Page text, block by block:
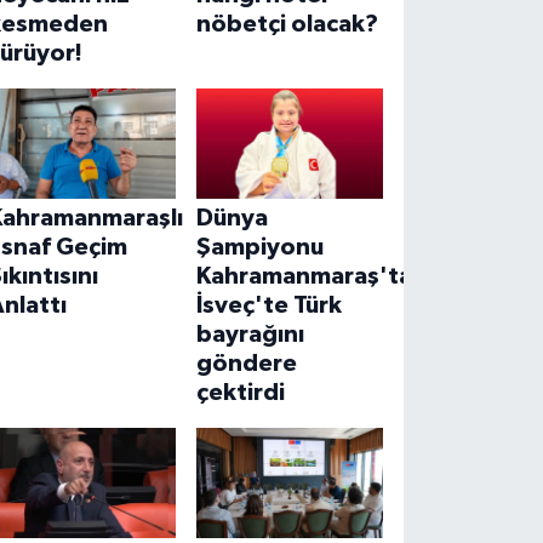
nöbetçi olacak?
Geçim
Dünya
Şampiyonu
Kahramanmaraş'tan!
İsveç'te Türk
bayrağını
göndere
çektirdi